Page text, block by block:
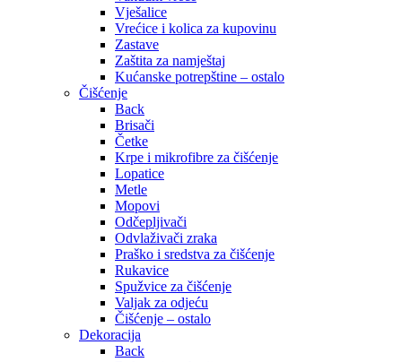
Vješalice
Vrećice i kolica za kupovinu
Zastave
Zaštita za namještaj
Kućanske potrepštine – ostalo
Čišćenje
Back
Brisači
Četke
Krpe i mikrofibre za čišćenje
Lopatice
Metle
Mopovi
Odčepljivači
Odvlaživači zraka
Praško i sredstva za čišćenje
Rukavice
Spužvice za čišćenje
Valjak za odjeću
Čišćenje – ostalo
Dekoracija
Back